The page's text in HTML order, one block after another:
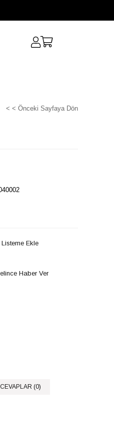
< < Önceki Sayfaya Dön
Listeme Ekle
Haber Ver
(0)